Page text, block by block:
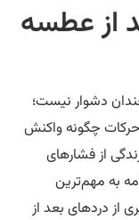
عطسه
دشوار نیست؛
چگونه واکنش
فشارهای
مهم‌ترین
بعد از